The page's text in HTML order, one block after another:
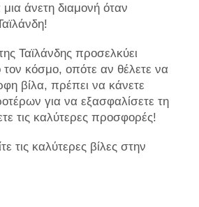
άνετη διαμονή όταν
Ταϊλάνδης προσελκύει
τον κόσμο, οπότε αν θέλετε να
βίλα, πρέπει να κάνετε
για να εξασφαλίσετε τη
τις καλύτερες προσφορές!
τις καλύτερες βίλες στην